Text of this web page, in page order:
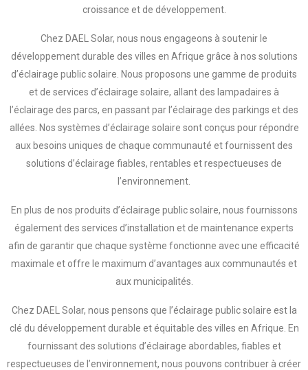
croissance et de développement.
Chez DAEL Solar, nous nous engageons à soutenir le
développement durable des villes en Afrique grâce à nos solutions
d’éclairage public solaire. Nous proposons une gamme de produits
et de services d’éclairage solaire, allant des lampadaires à
l’éclairage des parcs, en passant par l’éclairage des parkings et des
allées. Nos systèmes d’éclairage solaire sont conçus pour répondre
aux besoins uniques de chaque communauté et fournissent des
solutions d’éclairage fiables, rentables et respectueuses de
l’environnement.
En plus de nos produits d’éclairage public solaire, nous fournissons
également des services d’installation et de maintenance experts
afin de garantir que chaque système fonctionne avec une efficacité
maximale et offre le maximum d’avantages aux communautés et
aux municipalités.
Chez DAEL Solar, nous pensons que l’éclairage public solaire est la
clé du développement durable et équitable des villes en Afrique. En
fournissant des solutions d’éclairage abordables, fiables et
respectueuses de l’environnement, nous pouvons contribuer à créer